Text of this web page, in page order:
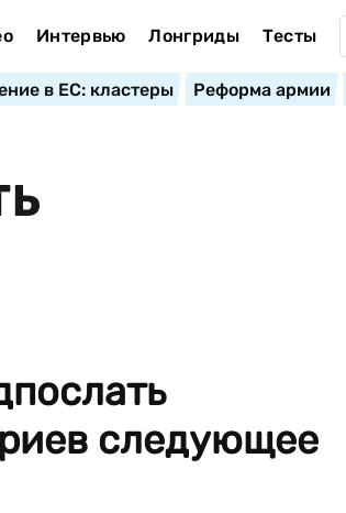
Интервью Лонгриды Тесты
в ЕС: кластеры Реформа армии
следующее